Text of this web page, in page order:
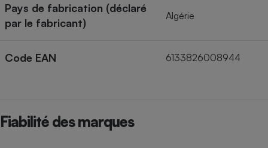
Pays de fabrication (déclaré
par le fabricant)
Algérie
Code EAN 6133826008944
Fiabilité des marques